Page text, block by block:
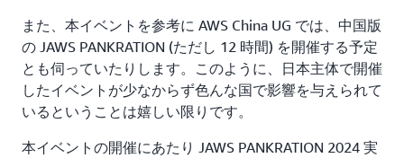
また、本イベントを参考に AWS China UG では、中国版
の JAWS PANKRATION (ただし 12 時間) を開催する予定
とも伺っていたりします。このように、日本主体で開催
したイベントが少なからず色んな国で影響を与えられて
いるということは嬉しい限りです。
本イベントの開催にあたり JAWS PANKRATION 2024 実